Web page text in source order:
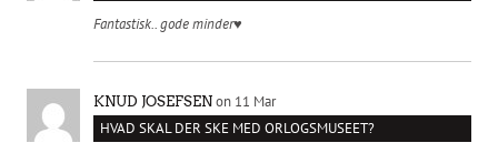
Fantastisk.. gode minder♥️
KNUD JOSEFSEN on 11 Mar
HVAD SKAL DER SKE MED ORLOGSMUSEET?